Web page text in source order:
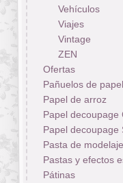
Vehículos
Viajes
Vintage
ZEN
Ofertas
Pañuelos de
Papel de arroz
Papel decoupage
Papel decoupage
Pasta de modelaje
Pastas y efectos
Pátinas